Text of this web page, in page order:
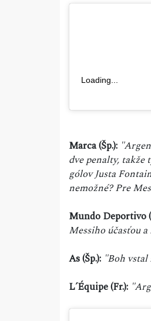
Loading...
Marca (Šp.):
dve penalty, takže
gólov Justa
nemožné? Pre
Mundo Deportivo
Messiho účasťou
As (Šp.): "Boh
L´Équipe (Fr.):